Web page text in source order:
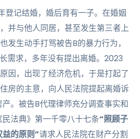
登记结婚，婚后育有一子。在婚姻
并与他人同居，甚至发生第三者上
发生动手打骂被告B的暴力行为，
需求，多年没有提出离婚。2023
因，出现了经济危机，于是打起了
房的主意，向人民法院提起离婚诉
。被告B代理律师充分调查事实和
法典》第一千零八十七条“照顾子
的原则”请求人民法院在财产分割